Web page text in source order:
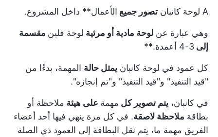
A لوحة كانبان تصور جميع الأعمال** داخل المشروع.
وهي عبارة عن لوحة مادية أو مرئية لوحة فلين مقسمة
إلى 3-4 أعمدة.**
كل عمود في لوحة كانبان يمثل حالة المهمة، بدءًا من
"قيد التنفيذ" و"قيد التنفيذ" و"تم إنجازه".
في كانبان، يتم تصوير كل مهمة على هيئة ملاحظة أو
بطاقة ملاحظة لاصقة. في كل مرة ينهي فيها أحد أعضاء
الفريق مهمة ما، يتم نقل البطاقة إلى العمود ذي الصلة